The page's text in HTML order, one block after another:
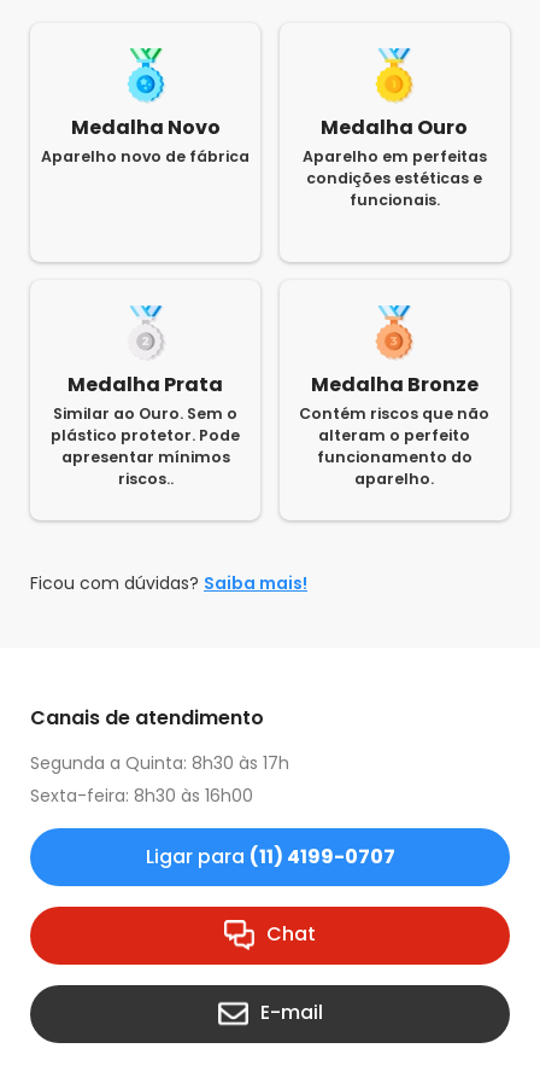
Medalha Novo
Aparelho novo de fábrica
Medalha Ouro
Aparelho em perfeitas
condições estéticas e
funcionais.
Medalha Prata
Similar ao Ouro. Sem o
plástico protetor. Pode
apresentar mínimos
riscos..
Medalha Bronze
Contém riscos que não
alteram o perfeito
funcionamento do
aparelho.
Ficou com dúvidas? Saiba mais!
Canais de atendimento
Segunda a Quinta: 8h30 às 17h
Sexta-feira: 8h30 às 16h00
Ligar para (11) 4199-0707
Chat
E-mail